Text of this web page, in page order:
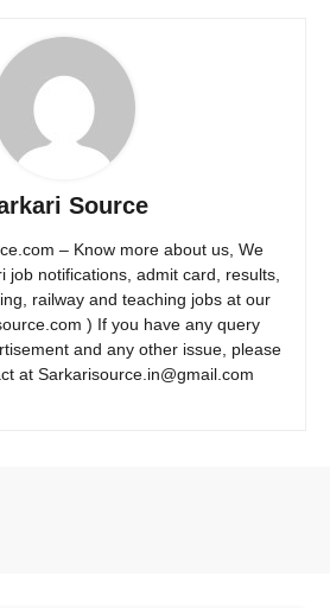
Source
– Know more about us, We
job notifications, admit card, results,
railway and teaching jobs at our
) If you have any query
and any other issue, please
at Sarkarisource.in@gmail.com